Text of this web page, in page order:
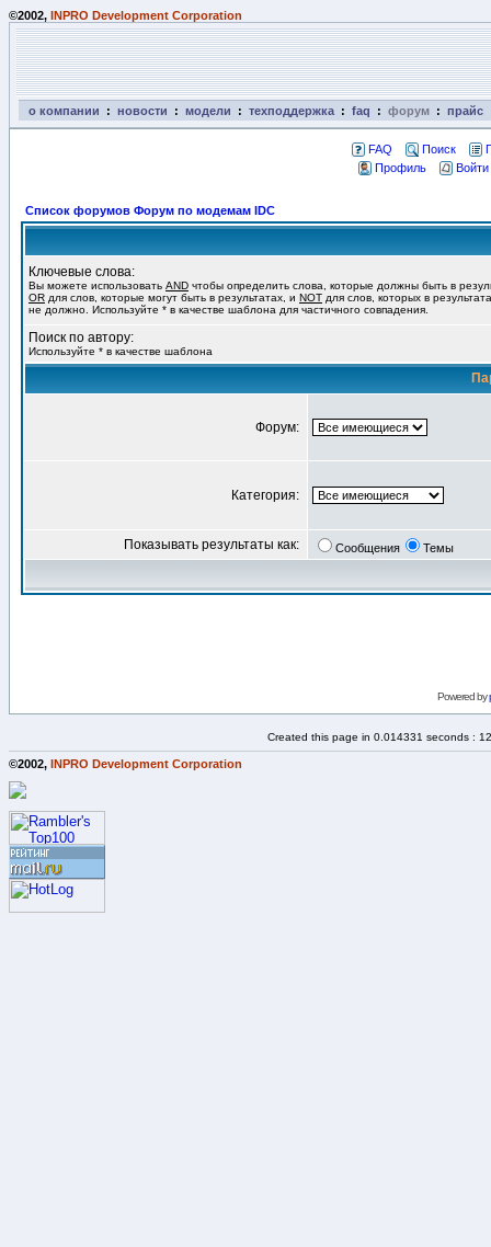
©2002, INPRO Development Corporation
о компании : новости : модели : техподдержка : faq : форум : прайс
FAQ Поиск
Профиль
Список форумов Форум по модемам IDC
Ключевые слова:
Вы можете использовать AND чтобы определить слова, которые должны быть в
OR для слов, которые могут быть в результатах, и NOT для слов, которых в
не должно. Используйте * в качестве шаблона для частичного совпадения.
Поиск по автору:
Используйте * в качестве шаблона
Форум:
Категория:
Показывать результаты как: Сообщения Темы
Powered by
Created this page in 0.014331 seconds :
©2002, INPRO Development Corporation